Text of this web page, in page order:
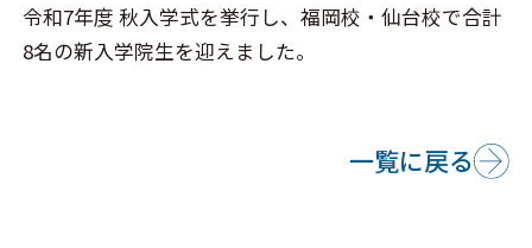
令和7年度 秋入学式を挙行し、福岡校・仙台校で合計
8名の新入学院生を迎えました。
一覧に戻る